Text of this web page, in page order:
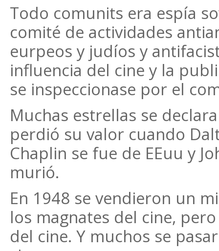
Todo comunits era espía
comité de actividades
eurpeos y judíos y
influencia del cine y la
se inspeccionase por el
Muchas estrellas se
perdió su valor cuando
Chaplin se fue de EEuu y
murió.
En 1948 se vendieron un
los magnates del cine,
del cine. Y muchos se